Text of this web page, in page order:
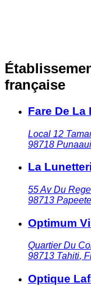
française
Fare De La
Local 12
98718
La
55 Av Du
98713
Optimum
Quartier Du
98713 Tahiti,
Optique